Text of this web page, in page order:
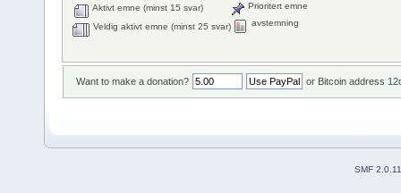
Aktivt emne (minst 15 svar)
Veldig aktivt emne (minst 25 svar)
Prioritert emne
avstemning
Want to make a donation? or Bitcoin address
SMF 2.0.11